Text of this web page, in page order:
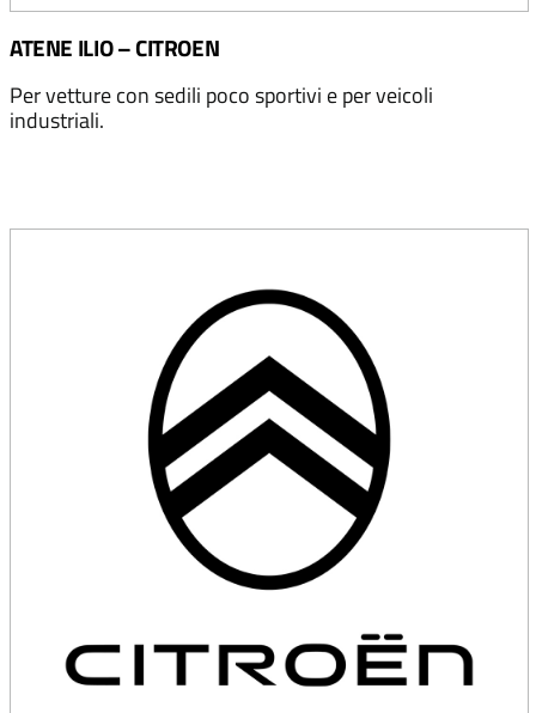
ATENE ILIO – CITROEN
Per vetture con sedili poco sportivi e per veicoli
industriali.